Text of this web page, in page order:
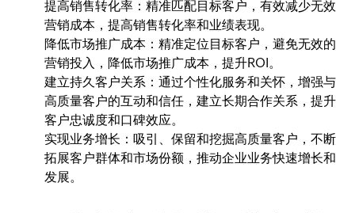
提高销售转化率：精准匹配目标客户，有效减少无效
营销成本，提高销售转化率和业绩表现。
降低市场推广成本：精准定位目标客户，避免无效的
营销投入，降低市场推广成本，提升ROI。
建立持久客户关系：通过个性化服务和关怀，增强与
高质量客户的互动和信任，建立长期合作关系，提升
客户忠诚度和口碑效应。
实现业务增长：吸引、保留和挖掘高质量客户，不断
拓展客户群体和市场份额，推动企业业务快速增长和
发展。